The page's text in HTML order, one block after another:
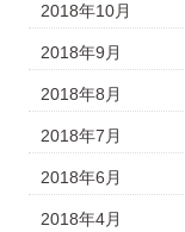
2018年10月
2018年9月
2018年8月
2018年7月
2018年6月
2018年4月